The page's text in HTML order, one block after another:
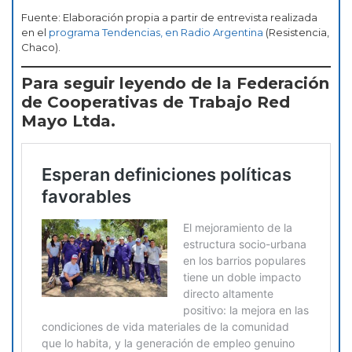
Fuente: Elaboración propia a partir de entrevista realizada
en el programa Tendencias, en Radio Argentina (Resistencia,
Chaco).
Para seguir leyendo de la Federación
de Cooperativas de Trabajo Red
Mayo Ltda.